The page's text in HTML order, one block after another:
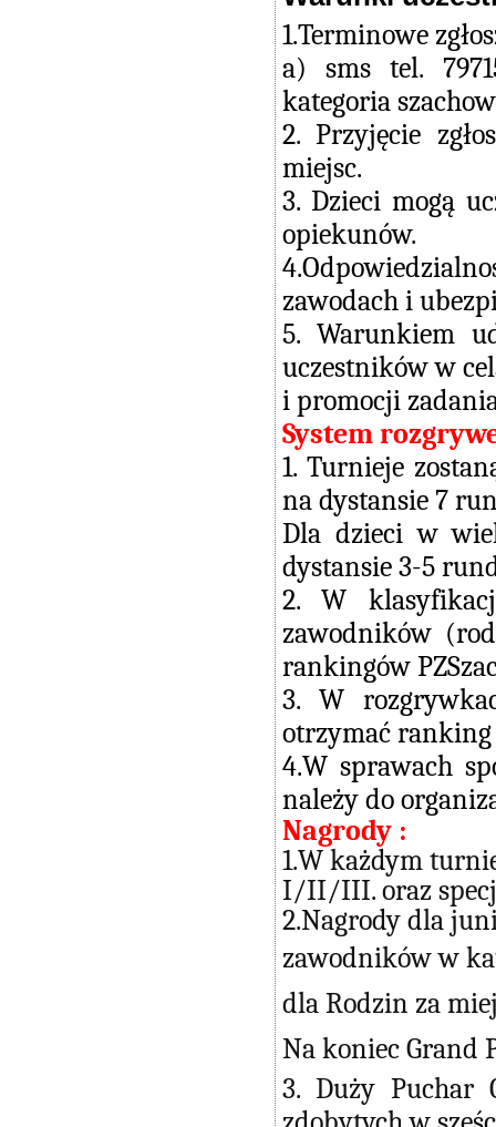
1.Terminowe
a) sms tel.
kategoria
2. Przyjęcie
miejsc.
3. Dzieci mogą
opiekunów.
zawodach i
5. Warunkiem
uczestników w
i promocji
System
1. Turnieje
na dystansie 7
Dla dzieci w
dystansie 3-5
2. W
zawodników
rankingów
3. W
otrzymać
4.W sprawach
należy do
Nagrody :
1.W każdym
I/II/III. oraz
2.Nagrody dla
zawodników w
dla Rodzin za
Na koniec Grand
3. Duży Puchar